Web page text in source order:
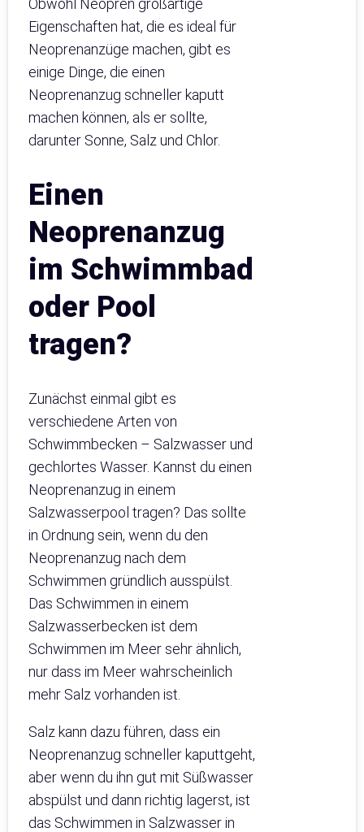
Obwohl Neopren großartige
Eigenschaften hat, die es ideal für
Neoprenanzüge machen, gibt es
einige Dinge, die einen
Neoprenanzug schneller kaputt
machen können, als er sollte,
darunter Sonne, Salz und Chlor.
Einen
Neoprenanzug
im Schwimmbad
oder Pool
tragen?
Zunächst einmal gibt es
verschiedene Arten von
Schwimmbecken – Salzwasser und
gechlortes Wasser. Kannst du einen
Neoprenanzug in einem
Salzwasserpool tragen? Das sollte
in Ordnung sein, wenn du den
Neoprenanzug nach dem
Schwimmen gründlich ausspülst.
Das Schwimmen in einem
Salzwasserbecken ist dem
Schwimmen im Meer sehr ähnlich,
nur dass im Meer wahrscheinlich
mehr Salz vorhanden ist.
Salz kann dazu führen, dass ein
Neoprenanzug schneller kaputtgeht,
aber wenn du ihn gut mit Süßwasser
abspülst und dann richtig lagerst, ist
das Schwimmen in Salzwasser in